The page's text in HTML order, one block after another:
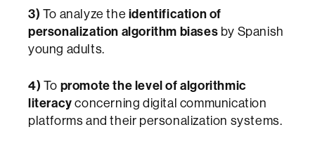
3) To analyze the identification of
personalization algorithm biases by Spanish
young adults.
4) To promote the level of algorithmic
literacyconcerning digital communication
platforms and their personalization systems.